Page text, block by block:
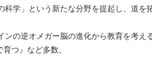
科学」という新たな分野を提起し、道を
ンの逆オメガー脳の進化から教育を考え
つ』など多数。